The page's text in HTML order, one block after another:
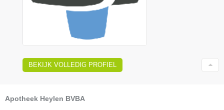
BEKIJK VOLLEDIG PROFIEL
Apotheek Heylen BVBA